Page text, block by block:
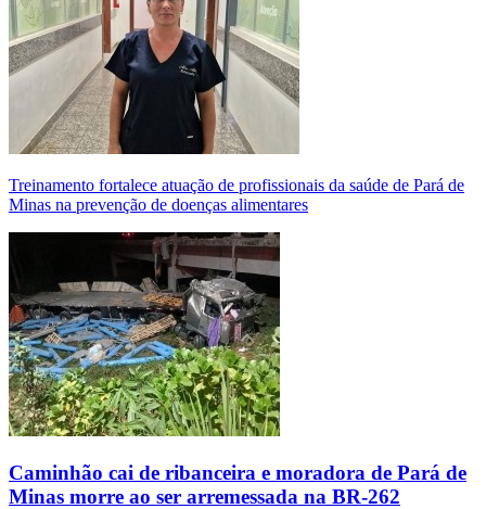
Treinamento fortalece atuação de profissionais da saúde de Pará de
Minas na prevenção de doenças alimentares
Caminhão cai de ribanceira e moradora de Pará de
Minas morre ao ser arremessada na BR-262